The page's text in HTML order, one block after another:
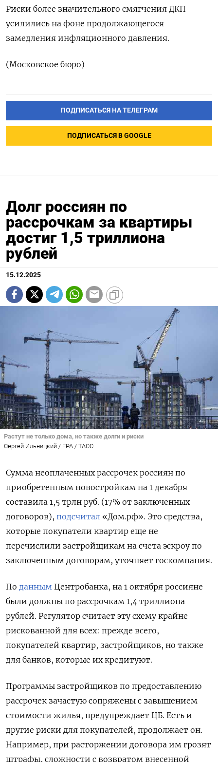
Риски более значительного смягчения ДКП
усилились на фоне продолжающегося
замедления инфляционного давления.
(Московское бюро)
ПОДПИСАТЬСЯ НА ТЕЛЕГРАМ
ПОДПИСАТЬСЯ В GOOGLE
Долг россиян по
рассрочкам за квартиры
достиг 1,5 триллиона
рублей
15.12.2025
Растут не только дома, но также долги и риски
Сергей Ильницкий / EPA / ТАСС
Сумма неоплаченных рассрочек россиян по
приобретенным новостройкам на 1 декабря
составила 1,5 трлн руб. (17% от заключенных
договоров), подсчитал «Дом.рф». Это средства,
которые покупатели квартир еще не
перечислили застройщикам на счета эскроу по
заключенным договорам, уточняет госкомпания.
По данным Центробанка, на 1 октября россияне
были должны по рассрочкам 1,4 триллиона
рублей. Регулятор считает эту схему крайне
рискованной для всех: прежде всего,
покупателей квартир, застройщиков, но также
для банков, которые их кредитуют.
Программы застройщиков по предоставлению
рассрочек зачастую сопряжены с завышением
стоимости жилья, предупреждает ЦБ. Есть и
другие риски для покупателей, продолжает он.
Например, при расторжении договора им грозят
штрафы, сложности с возвратом внесенной